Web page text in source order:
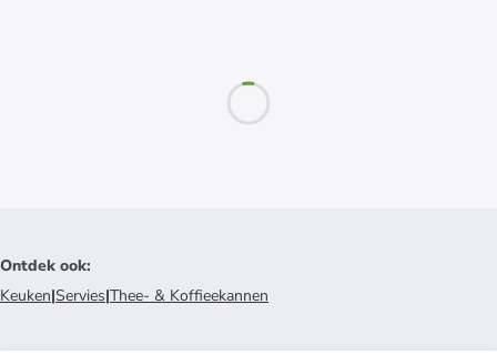
Ontdek ook:
Keuken|Servies|Thee- & Koffieekannen